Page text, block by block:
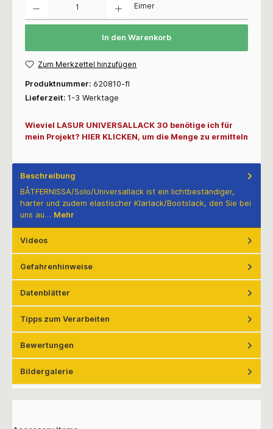
Eimer
In den Warenkorb
Zum Merkzettel hinzufügen
Produktnummer: 620810-fl
Lieferzeit: 1-3 Werktage
Wieviel LASUR UNIVERSALLACK 30 benötige ich für
mein Projekt? HIER KLICKEN, um die Menge zu ermitteln
Beschreibung
BÅTFERNISSA/Solo/Universallack ist ein lichtbeständiger,
harter und zudem elastischer Klarlack/Bootslack, den Sie bei
uns au… Mehr
Videos
Gefahrenhinweise
Datenblätter
Tipps zum Verarbeiten
Bewertungen
Bildergalerie